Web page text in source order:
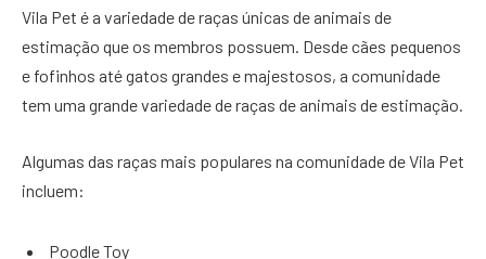
Vila Pet é a variedade de raças únicas de animais de
estimação que os membros possuem. Desde cães pequenos
e fofinhos até gatos grandes e majestosos, a comunidade
tem uma grande variedade de raças de animais de estimação.
Algumas das raças mais populares na comunidade de Vila Pet
incluem:
Poodle Toy